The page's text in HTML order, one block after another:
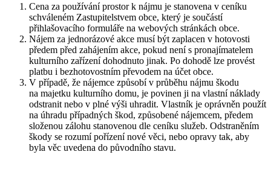
Cena za používání prostor k nájmu je stanovena v ceníku
schváleném Zastupitelstvem obce, který je součástí
přihlašovacího formuláře na webových stránkách obce.
Nájem za jednorázové akce musí být zaplacen v hotovosti
předem před zahájením akce, pokud není s pronajímatelem
kulturního zařízení dohodnuto jinak. Po dohodě lze provést
platbu i bezhotovostním převodem na účet obce.
V případě, že nájemce způsobí v průběhu nájmu škodu
na majetku kulturního domu, je povinen ji na vlastní náklady
odstranit nebo v plné výši uhradit. Vlastník je oprávněn použít
na úhradu případných škod, způsobené nájemcem, předem
složenou zálohu stanovenou dle ceníku služeb. Odstraněním
škody se rozumí pořízení nové věci, nebo opravy tak, aby
byla věc uvedena do původního stavu.